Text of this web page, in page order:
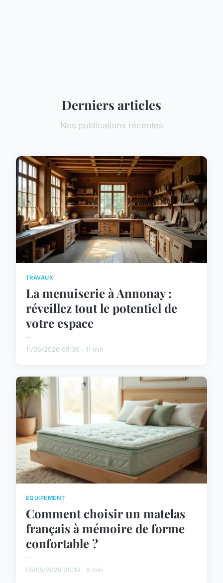
Derniers articles
Nos publications récentes
TRAVAUX
La menuiserie à Annonay :
réveillez tout le potentiel de
votre espace
...
11/06/2026 09:30 · 11 min
EQUIPEMENT
Comment choisir un matelas
français à mémoire de forme
confortable ?
...
05/05/2026 20:19 · 8 min